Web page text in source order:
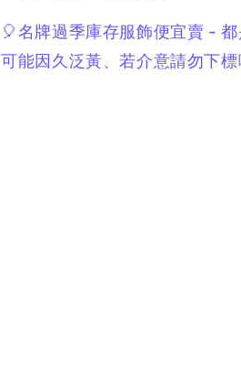
🎈名牌過季庫存服飾便宜賣 -
可能因久泛黃、若介意請勿下標